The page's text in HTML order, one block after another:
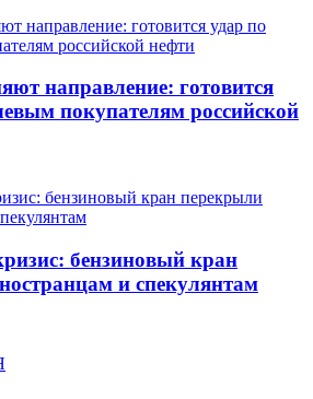
направление: готовится
покупателям российской
бензиновый кран
и спекулянтам